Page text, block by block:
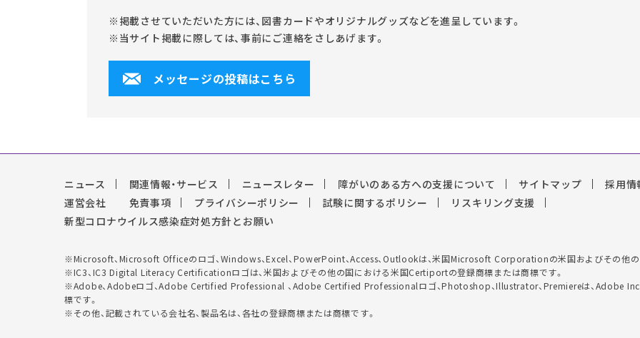
※掲載させていただいた方には、図書カードやオリジナルグッズなどを進呈しています。
※当サイト掲載に際しては、事前にご連絡をさしあげます。
メッセージの投稿はこちら
ニュース 関連情報・サービス ニュースレター 障がいのある方への支援について サイトマップ
採用情
運営会社
免責事項 プライバシーポリシー 試験に関するポリシー
リスキリング支援
新型コロナウイルス感染症対処方針とお願い
※Microsoft、Microsoft Officeのロゴ、Windows、Excel、PowerPoint、Access、Outlookは、米国Microsoft Corporationの米国およびその他
※IC3、IC3 Digital Literacy Certificationロゴは、米国およびその他の国における米国Certiportの登録商標または商標です。
※Adobe、Adobeロゴ、Adobe Certified Professional 、Adobe Certified Professionalロゴ、Photoshop、Illustrator、Premiereは、Adobe Inc.
標です。
※その他、記載されている会社名、製品名は、各社の登録商標または商標です。